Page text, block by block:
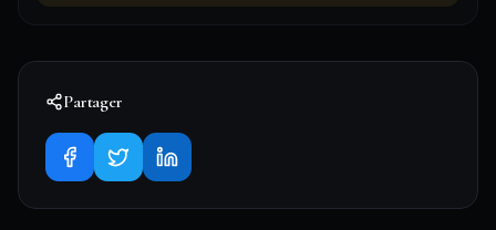
Partager